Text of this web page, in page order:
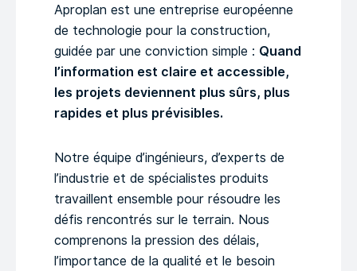
Aproplan est une entreprise européenne
de technologie pour la construction,
guidée par une conviction simple : Quand
l’information est claire et accessible,
les projets deviennent plus sûrs, plus
rapides et plus prévisibles.
Notre équipe d’ingénieurs, d’experts de
l’industrie et de spécialistes produits
travaillent ensemble pour résoudre les
défis rencontrés sur le terrain. Nous
comprenons la pression des délais,
l’importance de la qualité et le besoin